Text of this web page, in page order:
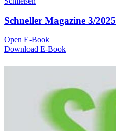
Schneller Magazine 3/2025
Open E-Book
Download E-Book